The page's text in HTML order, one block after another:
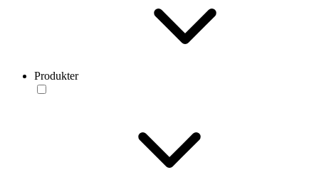
Produkter